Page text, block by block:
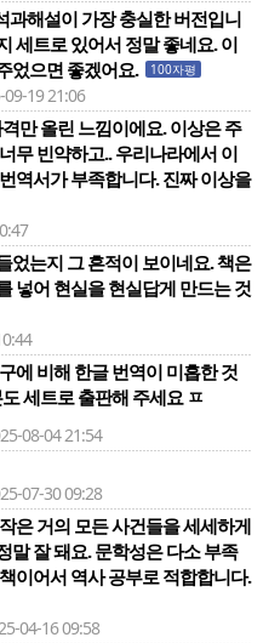
과해설이 가장 충실한 버전입니
세트로 있어서 정말 좋네요. 이
었으면 좋겠어요.
100자평
19 21:06
만 올린 느낌이에요. 이상은 주
무 빈약하고.. 우리나라에서 이
역서가 부족합니다. 진짜 이상을
었는지 그 흔적이 보이네요. 책은
넣어 현실을 현실답게 만드는 것
에 비해 한글 번역이 미흡한 것
세트로 출판해 주세요 ㅍ
08-04 21:54
07-30 09:28
은 거의 모든 사건들을 세세하게
말 잘 돼요. 문학성은 다소 부족
이어서 역사 공부로 적합합니다.
04-16 09:58